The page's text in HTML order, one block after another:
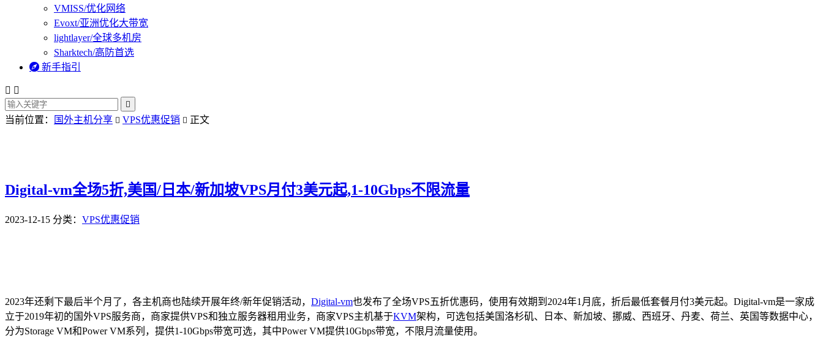
VMISS/优化网络
Evoxt/亚洲优化大带宽
lightlayer/全球多机房
Sharktech/高防首选
 新手指引
 

当前位置： 国外主机分享  VPS优惠促销  正文
Digital-vm全场5折,美国/日本/新加坡VPS月付3美元起,1-10Gbps不限流量
2023-12-15 分类： VPS优惠促销
2023年还剩下最后半个月了，各主机商也陆续开展年终/新年促销活动， Digital-vm也发布了全场VPS五折优惠码，使用有效期到2024年1月底，折后最低套餐月付3美元起。Digital-vm是一家成
立于2019年初的国外VPS服务商，商家提供VPS和独立服务器租用业务，商家VPS主机基于KVM架构，可选包括美国洛杉矶、日本、新加坡、挪威、西班牙、丹麦、荷兰、英国等数据中心，
分为Storage VM和Power VM系列，提供1-10Gbps带宽可选，其中Power VM提供10Gbps带宽，不限月流量使用。